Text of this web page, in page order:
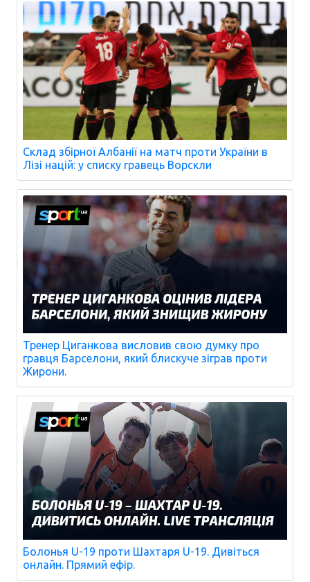
Склад збірної Албанії на матч проти України в
Лізі націй: у списку гравець Ворскли
Тренер Циганкова висловив свою думку про
гравця Барселони, який блискуче зіграв проти
Жирони.
Болонья U-19 проти Шахтаря U-19. Дивіться
онлайн. Прямий ефір.